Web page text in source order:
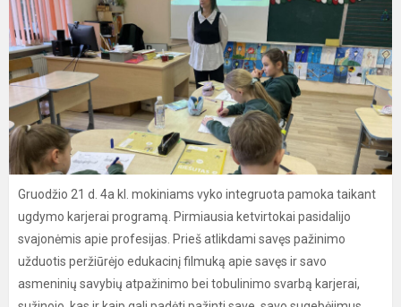
Gruodžio 21 d. 4a kl. mokiniams vyko integruota pamoka taikant
ugdymo karjerai programą. Pirmiausia ketvirtokai pasidalijo
svajonėmis apie profesijas. Prieš atlikdami savęs pažinimo
užduotis peržiūrėjo edukacinį filmuką apie savęs ir savo
asmeninių savybių atpažinimo bei tobulinimo svarbą karjerai,